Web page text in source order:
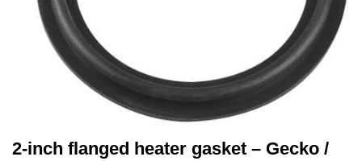
2-inch flanged heater gasket – Gecko /